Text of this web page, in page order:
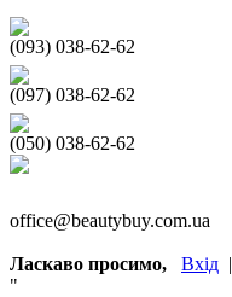
(093) 038-62-62
(097) 038-62-62
(050) 038-62-62
office@beautybuy.com.ua
Ласкаво просимо, Вхід |
"